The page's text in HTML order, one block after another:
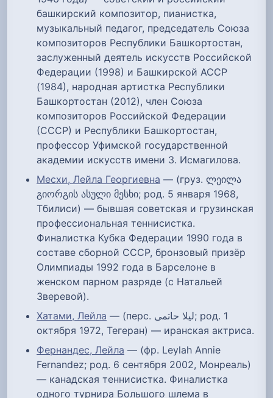
башкирский композитор, пианистка,
музыкальный педагог, председатель Союза
композиторов Республики Башкортостан,
заслуженный деятель искусств Российской
Федерации (1998) и Башкирской АССР
(1984), народная артистка Республики
Башкортостан (2012), член Союза
композиторов Российской Федерации
(СССР) и Республики Башкортостан,
профессор Уфимской государственной
академии искусств имени З. Исмагилова.
Месхи, Лейла Георгиевна — (груз. ლეილა
გიორგის ასული მესხი; род. 5 января 1968,
Тбилиси) — бывшая советская и грузинская
профессиональная теннисистка.
Финалистка Кубка Федерации 1990 года в
составе сборной СССР, бронзовый призёр
Олимпиады 1992 года в Барселоне в
женском парном разряде (с Натальей
Зверевой).
Хатами, Лейла — (перс. لیلا حاتمی‎; род. 1
октября 1972, Тегеран) — иранская актриса.
Фернандес, Лейла — (фр. Leylah Annie
Fernandez; род. 6 сентября 2002, Монреаль)
— канадская теннисистка. Финалистка
одного турнира Большого шлема в